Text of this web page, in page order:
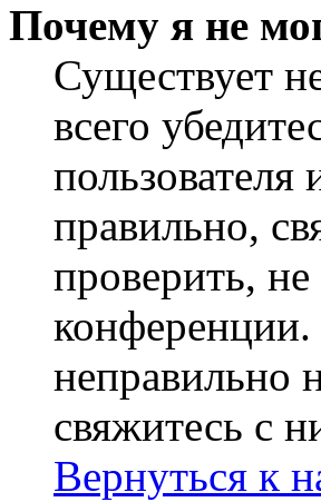
Почему я не
Существует
всего
правильно,
проверить,
неправильно
свяжитесь с
Вернуться к